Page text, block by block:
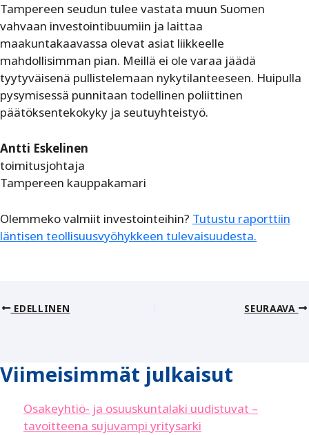
Tampereen seudun tulee vastata muun Suomen
vahvaan investointibuumiin ja laittaa
maakuntakaavassa olevat asiat liikkeelle
mahdollisimman pian. Meillä ei ole varaa jäädä
tyytyväisenä pullistelemaan nykytilanteeseen. Huipulla
pysymisessä punnitaan todellinen poliittinen
päätöksentekokyky ja seutuyhteistyö.
Antti Eskelinen
toimitusjohtaja
Tampereen kauppakamari
Olemmeko valmiit investointeihin? Tutustu raporttiin
läntisen teollisuusvyöhykkeen tulevaisuudesta.
EDELLINEN SEURAAVA
Viimeisimmät julkaisut
Osakeyhtiö- ja osuuskuntalaki uudistuvat –
tavoitteena sujuvampi yritysarki